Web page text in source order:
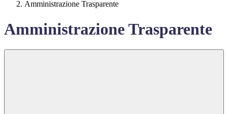
Amministrazione Trasparente
Amministrazione Trasparente